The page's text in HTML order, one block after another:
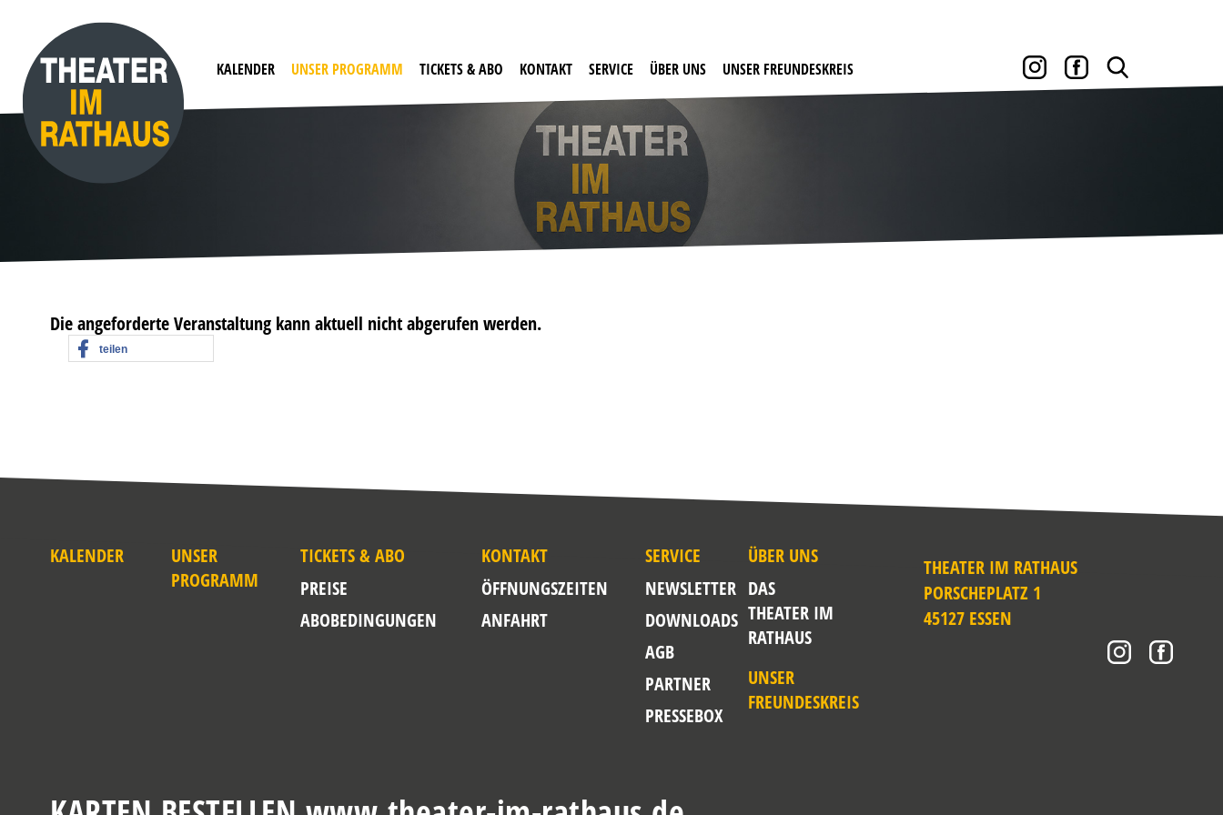
KALENDER UNSER PROGRAMM TICKETS & ABO KONTAKT SERVICE ÜBER UNS UNSER FREUNDESKREIS
Die angeforderte Veranstaltung kann aktuell nicht abgerufen werden.
teilen
KALENDER
UNSER
PROGRAMM
TICKETS & ABO
PREISE
ABOBEDINGUNGEN
KONTAKT
ÖFFNUNGSZEITEN
ANFAHRT
SERVICE
NEWSLETTER
DOWNLOADS
AGB
PARTNER
PRESSEBOX
ÜBER UNS
DAS
THEATER IM
RATHAUS
UNSER
FREUNDESKREIS
THEATER IM RATHAUS
PORSCHEPLATZ 1
45127 ESSEN